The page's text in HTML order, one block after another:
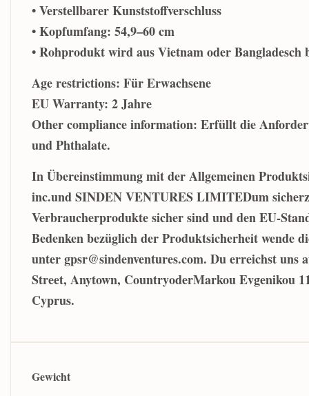
• Verstellbarer Kunststoffverschluss
• Kopfumfang: 54,9–60 cm
• Rohprodukt wird aus Vietnam oder Bangladesch
Age restrictions: Für Erwachsene
EU Warranty: 2 Jahre
Other compliance information: Erfüllt die
und Phthalate.
In Übereinstimmung mit der Allgemeinen
inc.undSINDEN VENTURES LIMITEDum
Verbraucherprodukte sicher sind und den EU-
Bedenken bezüglich der Produktsicherheit wende
untergpsr@sindenventures.com. Du erreichst uns
Street, Anytown, CountryoderMarkou Evgenikou
Cyprus.
Gewicht